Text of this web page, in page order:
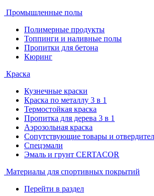
Промышленные полы
Полимерные продукты
Топпинги и наливные полы
Пропитки для бетона
Кюринг
Краска
Кузнечные краски
Краска по металлу 3 в 1
Термостойкая краска
Пропитка для дерева 3 в 1
Аэрозольная краска
Сопутствующие товары и
Спецэмали
Эмаль и грунт CERTACOR
Материалы для спортивных покрытий
Перейти в раздел